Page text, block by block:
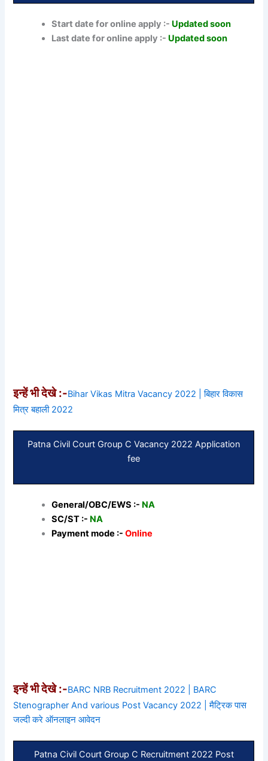
Start date for online apply :- Updated soon
Last date for online apply :- Updated soon
इन्हें भी देखे :-Bihar Vikas Mitra Vacancy 2022 | बिहार विकास
मित्र बहाली 2022
Patna Civil Court Group C Vacancy 2022 Application
fee
General/OBC/EWS :- NA
SC/ST :- NA
Payment mode :-Online
इन्हें भी देखे :-BARC NRB Recruitment 2022 | BARC
Stenographer And various Post Vacancy 2022 | मैट्रिक पास
जल्दी करे ऑनलाइन आवेदन
Patna Civil Court Group C Recruitment 2022 Post